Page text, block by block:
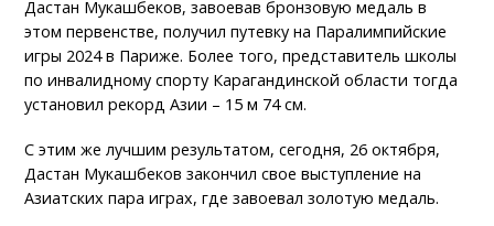
Дастан Мукашбеков, завоевав бронзовую медаль в
этом первенстве, получил путевку на Паралимпийские
игры 2024 в Париже. Более того, представитель школы
по инвалидному спорту Карагандинской области тогда
установил рекорд Азии – 15 м 74 см.
С этим же лучшим результатом, сегодня, 26 октября,
Дастан Мукашбеков закончил свое выступление на
Азиатских пара играх, где завоевал золотую медаль.